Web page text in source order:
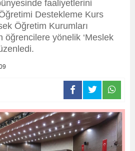
faaliyetlerini
Destekleme Kurs
Öğretim Kurumları
öğrencilere yönelik ‘Meslek